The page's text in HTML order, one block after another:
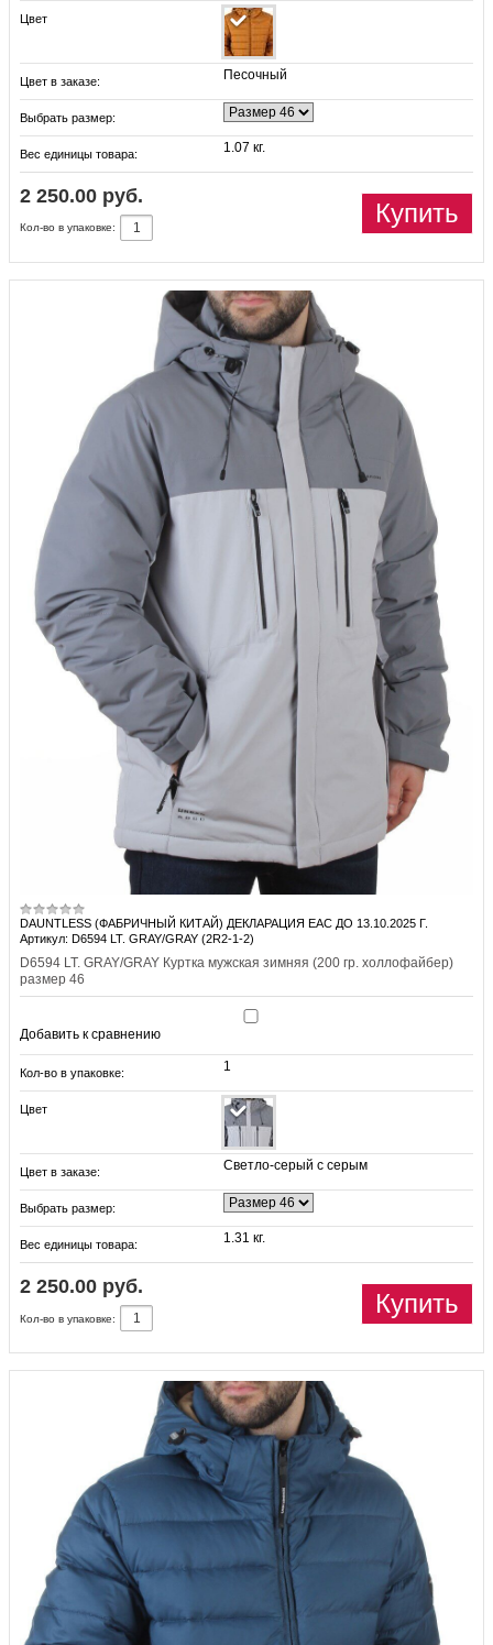
Цвет
Цвет в заказе: Песочный
Выбрать размер:
Вес единицы товара: 1.07 кг.
2 250.00 руб.
Купить
Кол-во в упаковке:
DAUNTLESS (ФАБРИЧНЫЙ КИТАЙ) ДЕКЛАРАЦИЯ EAC ДО 13.10.2025 Г.
Артикул: D6594 LT. GRAY/GRAY (2R2-1-2)
D6594 LT. GRAY/GRAY Куртка мужская зимняя (200 гр. холлофайбер)
размер 46
Добавить к сравнению
Кол-во в упаковке: 1
Цвет
Цвет в заказе: Светло-серый с серым
Выбрать размер:
Вес единицы товара: 1.31 кг.
2 250.00 руб.
Купить
Кол-во в упаковке: